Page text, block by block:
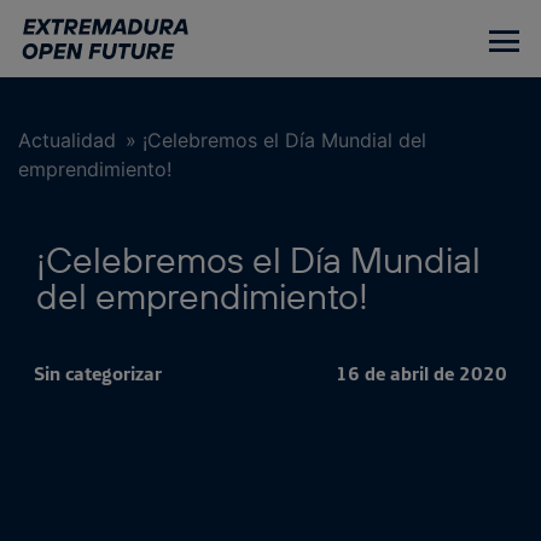
contenido
Actualidad » ¡Celebremos el Día Mundial del
emprendimiento!
¡Celebremos el Día Mundial
del emprendimiento!
Sin categorizar 16 de abril de 2020